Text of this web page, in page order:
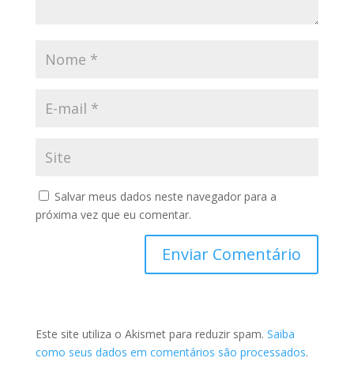
Salvar meus dados neste navegador para a
próxima vez que eu comentar.
Este site utiliza o Akismet para reduzir spam. Saiba
como seus dados em comentários são processados.